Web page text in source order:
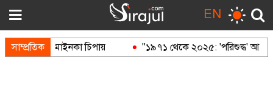
EN
সাম্প্রতিকমাইনকা চিপায় "১৯৭১ থেকে ২০২৫: 'পরিশুদ্ধ' আওয়ামী